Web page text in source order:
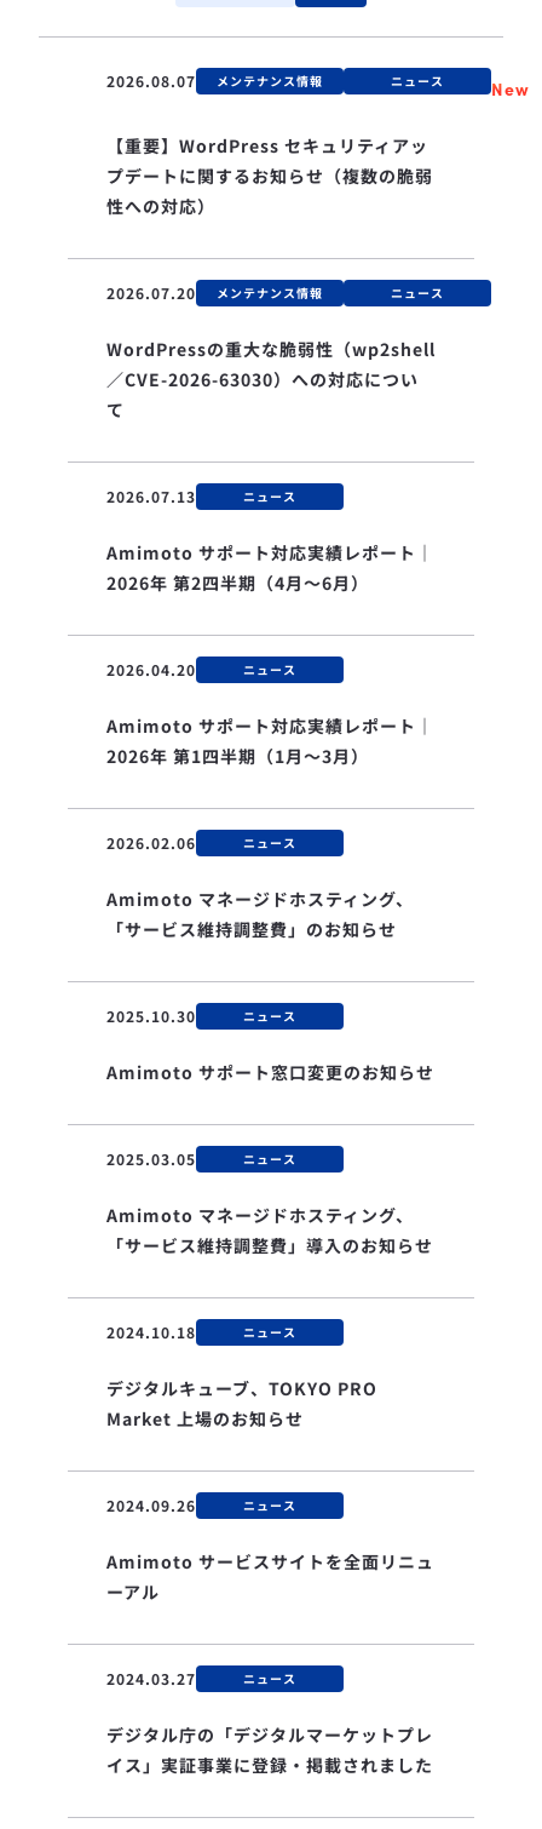
2026.08.07 メンテナンス情報 ニュース New
【重要】WordPress セキュリティアッ
プデートに関するお知らせ（複数の脆弱
性への対応）
2026.07.20 メンテナンス情報 ニュース
WordPressの重大な脆弱性（wp2shell
／CVE-2026-63030）への対応につい
て
2026.07.13 ニュース
Amimoto サポート対応実績レポート｜
2026年 第2四半期（4月〜6月）
2026.04.20 ニュース
Amimoto サポート対応実績レポート｜
2026年 第1四半期（1月〜3月）
2026.02.06 ニュース
Amimoto マネージドホスティング、
「サービス維持調整費」のお知らせ
2025.10.30 ニュース
Amimoto サポート窓口変更のお知らせ
2025.03.05 ニュース
Amimoto マネージドホスティング、
「サービス維持調整費」導入のお知らせ
2024.10.18 ニュース
デジタルキューブ、TOKYO PRO
Market 上場のお知らせ
2024.09.26 ニュース
Amimoto サービスサイトを全面リニュ
ーアル
2024.03.27 ニュース
デジタル庁の「デジタルマーケットプレ
イス」実証事業に登録・掲載されました